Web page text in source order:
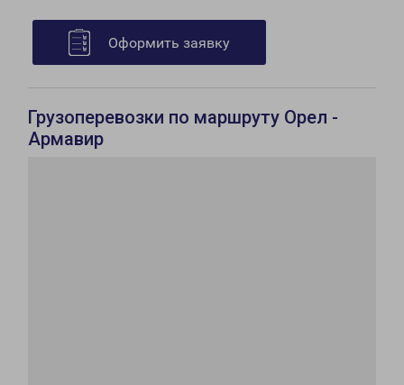
Оформить заявку
Грузоперевозки по маршруту Орел -
Армавир